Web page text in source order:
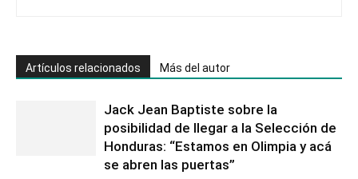
Artículos relacionados Más del autor
Jack Jean Baptiste sobre la
posibilidad de llegar a la Selección de
Honduras: “Estamos en Olimpia y acá
se abren las puertas”